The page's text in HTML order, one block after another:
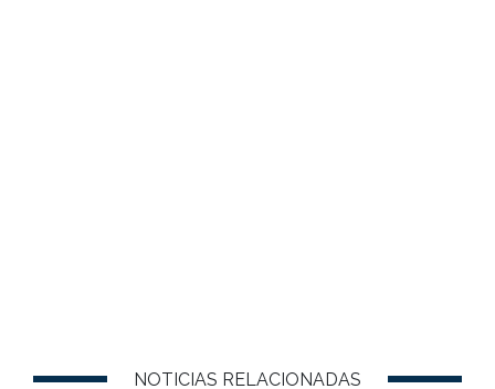
NOTICIAS RELACIONADAS